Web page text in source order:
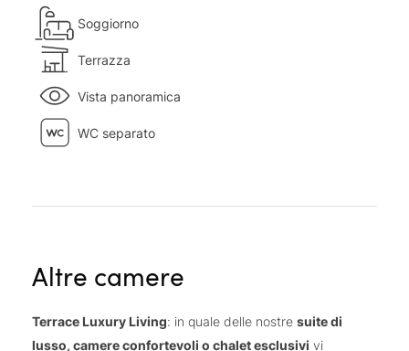
Soggiorno
Terrazza
Vista panoramica
WC separato
Altre camere
Terrace Luxury Living: in quale delle nostre suite di
lusso, camere confortevoli o chalet esclusivi vi